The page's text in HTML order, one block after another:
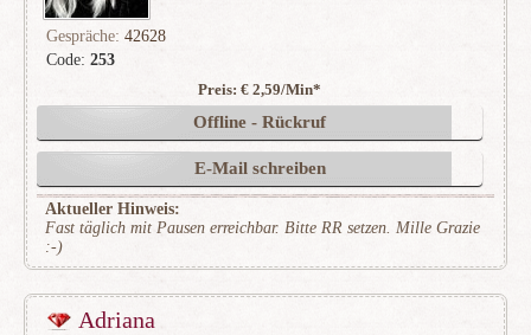
Code: 253
Gespräche: 42628
(7367)
Preis: € 2,59/Min*
Offline - Rückruf
E-Mail schreiben
Aktueller Hinweis:
Fast täglich mit Pausen erreichbar. Bitte RR setzen. Mille Grazie
:-)
Adriana